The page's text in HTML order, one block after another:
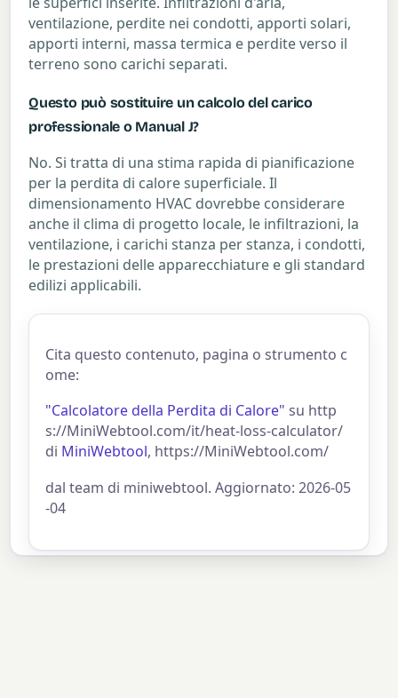
ventilazione, perdite nei condotti, apporti solari,
apporti interni, massa termica e perdite verso il
terreno sono carichi separati.
Questo può sostituire un calcolo del carico
professionale o Manual J?
No. Si tratta di una stima rapida di pianificazione
per la perdita di calore superficiale. Il
dimensionamento HVAC dovrebbe considerare
anche il clima di progetto locale, le infiltrazioni, la
ventilazione, i carichi stanza per stanza, i condotti,
le prestazioni delle apparecchiature e gli standard
edilizi applicabili.
Cita questo contenuto, pagina o strumento c
ome:
"Calcolatore della Perdita di Calore" su http
s://MiniWebtool.com/it/heat-loss-calculator/
di MiniWebtool, https://MiniWebtool.com/
dal team di miniwebtool. Aggiornato: 2026-05
-04